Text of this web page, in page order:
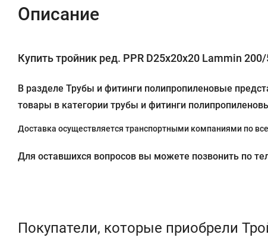
Описание
Купить тройник ред. PPR D25х20х20 Lammin
В разделе Трубы и фитинги полипропиленовые
товары в категории трубы и фитинги
Доставка осуществляется транспортными компаниями по
Для оставшихся вопросов вы можете позвонить по
Покупатели, которые приобрели